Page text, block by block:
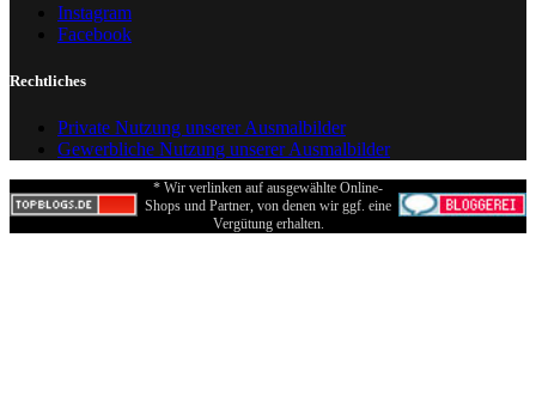
Instagram
Facebook
Rechtliches
Private Nutzung unserer Ausmalbilder
Gewerbliche Nutzung unserer Ausmalbilder
* Wir verlinken auf ausgewählte Online-
Shops und Partner, von denen wir ggf. eine
Vergütung erhalten.